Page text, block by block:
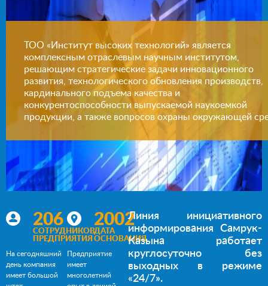
ТОО «Институт высоких технологий» является
комплексным отраслевым научным институтом,
решающим стратегические задачи инновационного
развития, технологического обновления производств,
кардинального подъема качества и
конкурентоспособности выпускаемой наукоемкой
продукции, а также вопросов охраны окружающей
206
СОТРУДНИКОВ
ПРЕДПРИЯТИЯ
На сегодняшний
день компания
имеет большой
2002
ДАТА
ОСНОВАНИЯ
Предприятие
имеет
многолетний
Линия инициативного
информирования Самрук-
Казына работает
круглосуточно без
выходных в режиме
«24/7».